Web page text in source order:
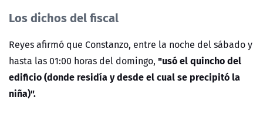
Los dichos del fiscal
Reyes afirmó que Constanzo, entre la noche del sábado y
hasta las 01:00 horas del domingo, "usó el quincho del
edificio (donde residía y desde el cual se precipitó la
niña)".